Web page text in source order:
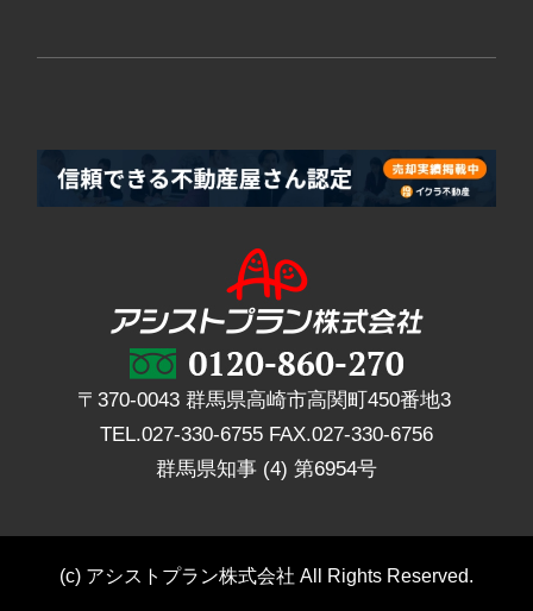
〒370-0043 群馬県高崎市高関町450番地3
TEL.027-330-6755 FAX.027-330-6756
群馬県知事 (4) 第6954号
(c) アシストプラン株式会社 All Rights Reserved.